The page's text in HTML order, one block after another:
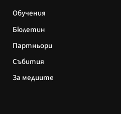
Обучения
Бюлетин
Партньори
Събития
За медиите